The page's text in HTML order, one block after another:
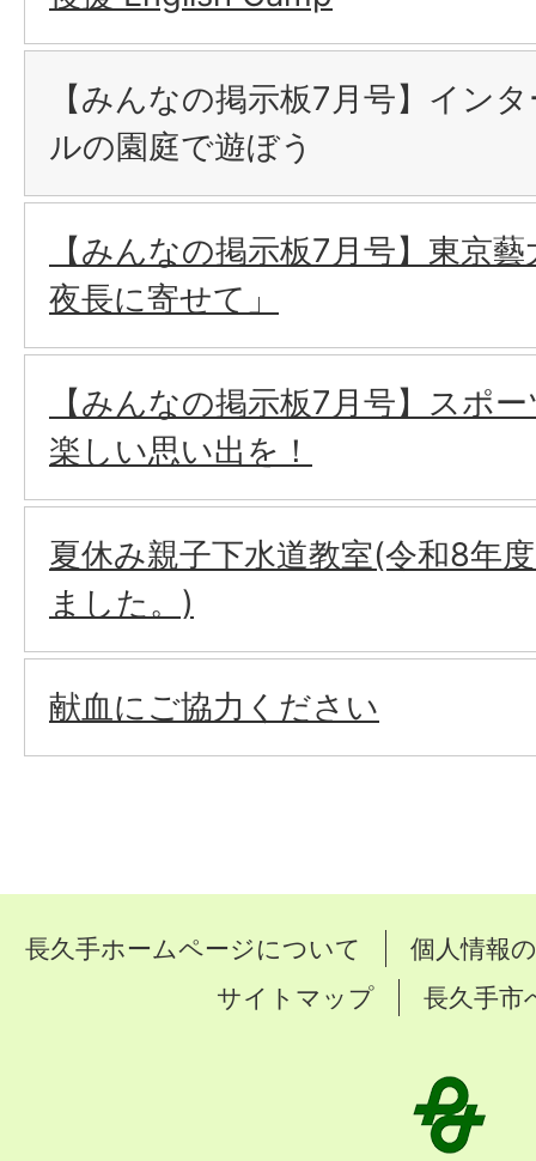
【みんなの掲示板7月号】イン
ルの園庭で遊ぼう
【みんなの掲示板7月号】東京
夜長に寄せて」
【みんなの掲示板7月号】スポ
楽しい思い出を！
夏休み親子下水道教室(令和8年
ました。)
献血にご協力ください
長久手ホームページについて
個人情報
サイトマップ
長久手市